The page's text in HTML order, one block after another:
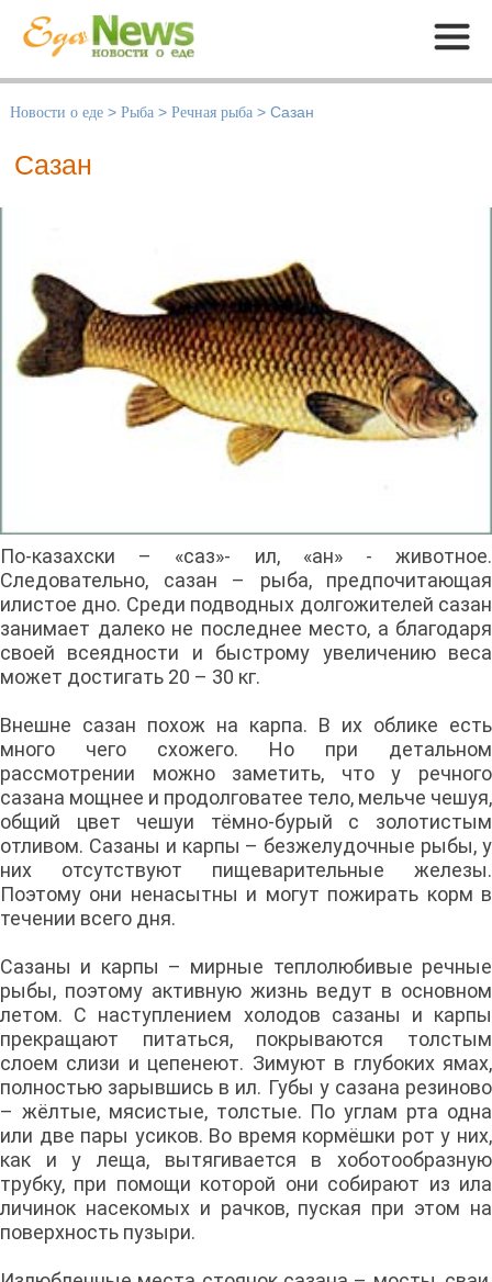
Меню
Новости о еде > Рыба > Речная рыба > Сазан
Сазан
По-казахски – «саз»- ил, «ан» - животное.
Следовательно, сазан – рыба, предпочитающая
илистое дно. Среди подводных долгожителей сазан
занимает далеко не последнее место, а благодаря
своей всеядности и быстрому увеличению веса
может достигать 20 – 30 кг.
Внешне сазан похож на карпа. В их облике есть
много чего схожего. Но при детальном
рассмотрении можно заметить, что у речного
сазана мощнее и продолговатее тело, мельче чешуя,
общий цвет чешуи тёмно-бурый с золотистым
отливом. Сазаны и карпы – безжелудочные рыбы, у
них отсутствуют пищеварительные железы.
Поэтому они ненасытны и могут пожирать корм в
течении всего дня.
Сазаны и карпы – мирные теплолюбивые речные
рыбы, поэтому активную жизнь ведут в основном
летом. С наступлением холодов сазаны и карпы
прекращают питаться, покрываются толстым
слоем слизи и цепенеют. Зимуют в глубоких ямах,
полностью зарывшись в ил. Губы у сазана резиново
– жёлтые, мясистые, толстые. По углам рта одна
или две пары усиков. Во время кормёшки рот у них,
как и у леща, вытягивается в хоботообразную
трубку, при помощи которой они собирают из ила
личинок насекомых и рачков, пуская при этом на
поверхность пузыри.